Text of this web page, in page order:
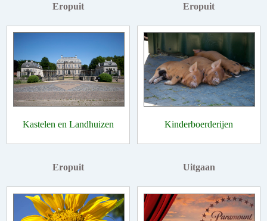
Eropuit
Kastelen en Landhuizen
Eropuit
Kinderboerderijen
Eropuit Uitgaan